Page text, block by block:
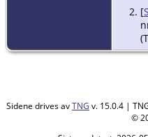
[
Sidene drives avTNG v. 15.0.4 |
©